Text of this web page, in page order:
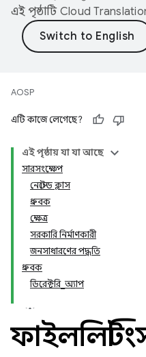
এই পৃষ্ঠাটি Cloud
AOSP
এটি কাজে লেগেছে?
এই পৃষ্ঠায় যা যা আছে
সারসংক্ষেপ
নেস্টেড ক্লাস
ধ্রুবক
ক্ষেত্র
সরকারি নির্মাণকারী
জনসাধারণের পদ্ধতি
ধ্রুবক
ডিরেক্টরি_অ্যাপ